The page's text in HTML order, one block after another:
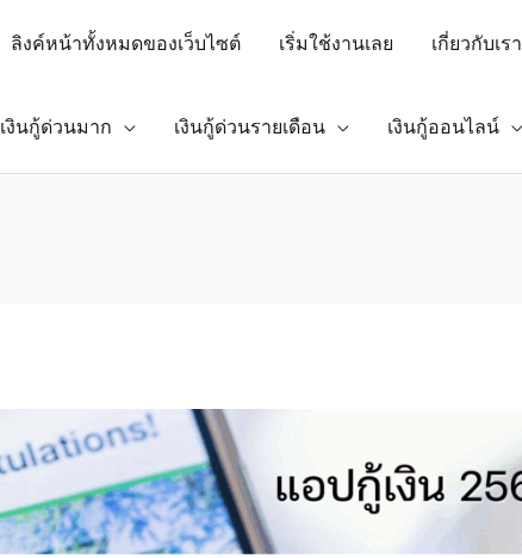
ลิงค์หน้าทั้งหมดของเว็บไซต์ เริ่มใช้งานเลย เกี่ยวกับเรา
เงินกู้ด่วนมาก เงินกู้ด่วนรายเดือน เงินกู้ออนไลน์